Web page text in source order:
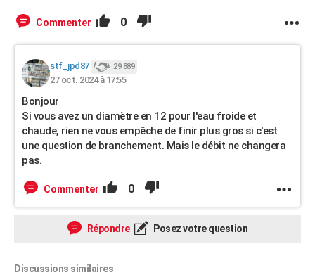
Commenter 0
stf_jpd87 29 889
27 oct. 2024 à 17:55
Bonjour
Si vous avez un diamètre en 12 pour l'eau froide et
chaude, rien ne vous empêche de finir plus gros si c'est
une question de branchement. Mais le débit ne changera
pas.
Commenter 0
Répondre Posez votre question
Discussions similaires